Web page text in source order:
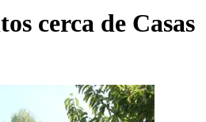
cerca de Casas